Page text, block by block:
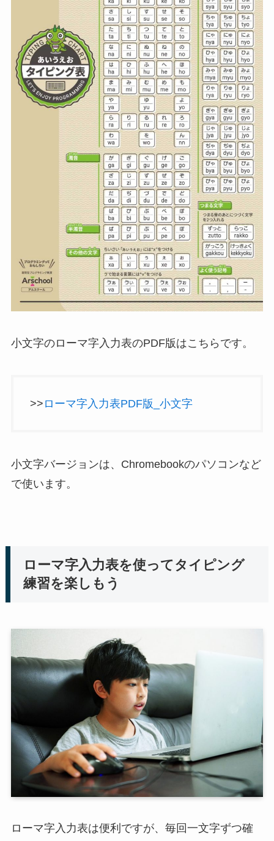
小文字のローマ字入力表のPDF版はこちらです。
>> ローマ字入力表PDF版_小文字
小文字バージョンは、Chromebookのパソコンなど
で使います。
ローマ字入力表を使ってタイピング
練習を楽しもう
ローマ字入力表は便利ですが、毎回一文字ずつ確